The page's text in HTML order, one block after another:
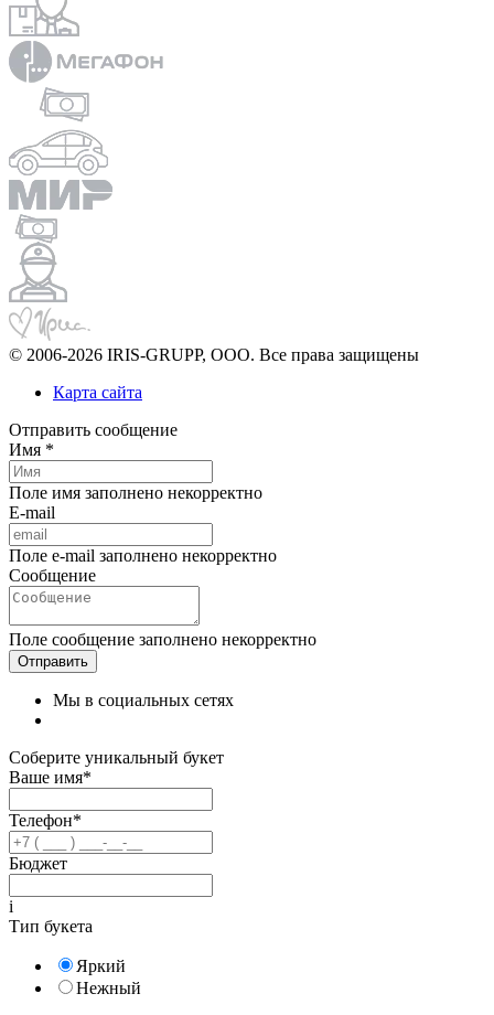
© 2006-2026 IRIS-GRUPP, OOO. Все права защищены
Карта сайта
Отправить сообщение
Имя *
Поле имя заполнено некорректно
E-mail
Поле e-mail заполнено некорректно
Сообщение
Поле сообщение заполнено некорректно
Мы в социальных сетях
Соберите уникальный букет
Ваше имя*
Телефон*
Бюджет
i
Тип букета
Яркий
Нежный